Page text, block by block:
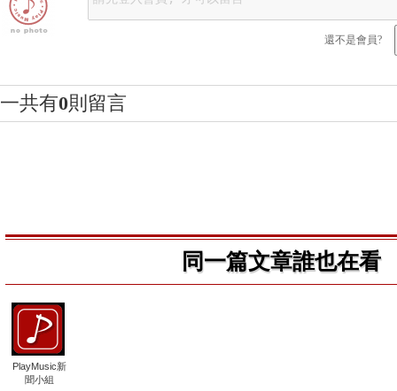
還不是會員?
一共有0則留言
同一篇文章誰也在看
PlayMusic新
聞小組